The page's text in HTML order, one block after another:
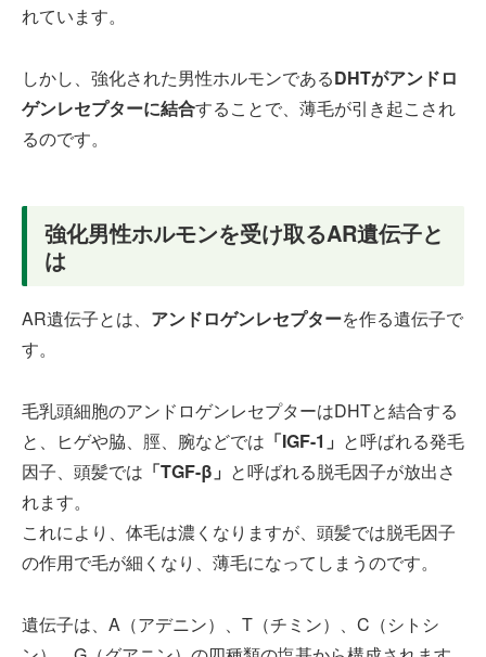
れています。
しかし、強化された男性ホルモンであるDHTがアンドロ
ゲンレセプターに結合することで、薄毛が引き起こされ
るのです。
強化男性ホルモンを受け取るAR遺伝子と
は
AR遺伝子とは、 アンドロゲンレセプターを作る遺伝子で
す。
毛乳頭細胞のアンドロゲンレセプターはDHTと結合する
と、ヒゲや脇、脛、腕などでは 「IGF-1」 と呼ばれる発毛
因子、頭髪では 「TGF-β」 と呼ばれる脱毛因子が放出さ
れます。
これにより、体毛は濃くなりますが、頭髪では脱毛因子
の作用で毛が細くなり、薄毛になってしまうのです。
遺伝子は、A（アデニン）、T（チミン）、C（シトシ